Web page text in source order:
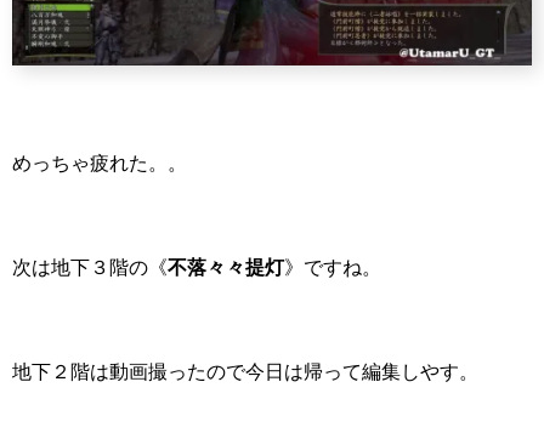
めっちゃ疲れた。。
次は地下３階の《不落々々提灯》ですね。
地下２階は動画撮ったので今日は帰って編集しやす。